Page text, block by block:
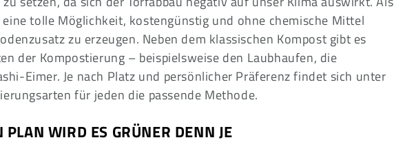
eine tolle Möglichkeit, kostengünstig und ohne chemische Mittel
zu erzeugen. Neben dem klassischen Kompost gibt es
der Kompostierung – beispielsweise den Laubhaufen, die
Eimer. Je nach Platz und persönlicher Präferenz findet sich unter
für jeden die passende Methode.
WIRD ES GRÜNER DENN JE